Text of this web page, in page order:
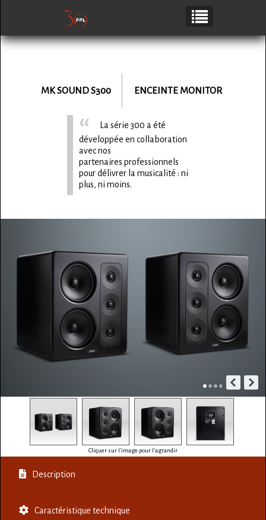
MK SOUNDS300 ENCEINTE MONITOR
La série 300 a été
développée en collaboration
avec nos
partenaires professionnels
pour délivrer la musicalité : ni
plus, ni moins.
Cliquer sur l'image pour l'agrandir
Description
Caractéristique technique